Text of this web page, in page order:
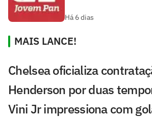
Há 6 dias
MAIS LANCE!
Chelsea oficializa
Henderson por duas
Vini Jr impressiona com